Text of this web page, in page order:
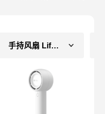
手持风扇 Life5（长续航款）